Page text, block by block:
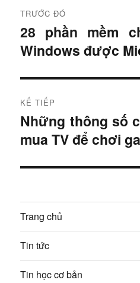
i
ề
u
h
ư
ớ
g
b
à
i
TRƯỚC ĐÓ
B
à
t
r
ư
ớ
c
:
28 phần mềm
Windows được
KẾ TIẾP
B
à
t
ế
p
Những thông số
mua TV để chơi
Trang chủ
Tin tức
Tin học cơ bản